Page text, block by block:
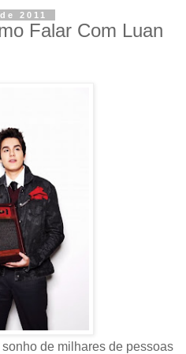
2011
Falar Com Luan
de milhares de pessoas